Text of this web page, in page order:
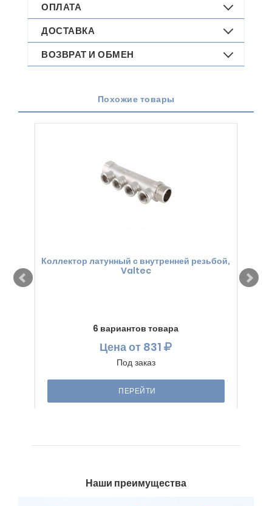
ОПЛАТА
ДОСТАВКА
ВОЗВРАТ И ОБМЕН
Похожие товары
Коллектор латунный с внутренней резьбой,
Valtec
6 вариантов товара
Ценаот 831
Под заказ
ПЕРЕЙТИ
Наши преимущества